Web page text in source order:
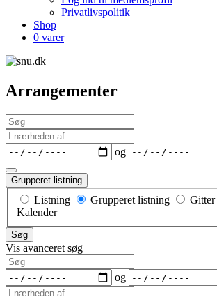
Privatlivspolitik
Shop
0 varer
Arrangementer
Søg
nærheden
af
...
Datoer og
Grupperet listning
Visningstype
for
Listning Grupperet listning Gitter
Kalender
Søg
Vis avanceret søg
Søg
Datoer
og